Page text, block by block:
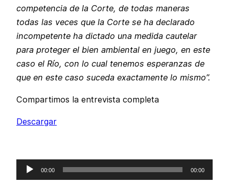
competencia de la Corte, de todas maneras
todas las veces que la Corte se ha declarado
incompetente ha dictado una medida cautelar
para proteger el bien ambiental en juego, en este
caso el Río, con lo cual tenemos esperanzas de
que en este caso suceda exactamente lo mismo”.
Compartimos la entrevista completa
Descargar
Reproductor
de
00:00 00:00